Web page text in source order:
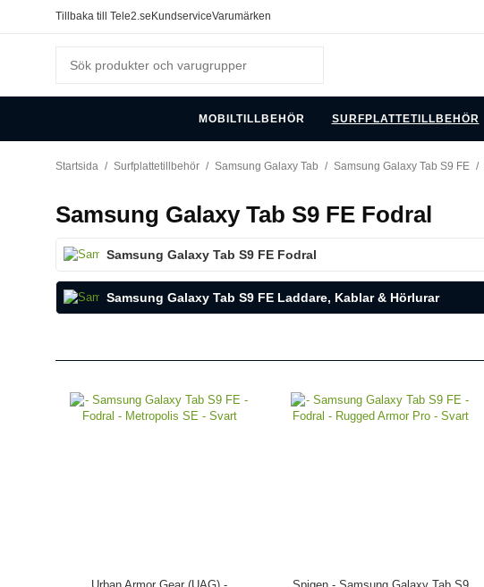
Tillbaka till Tele2.se KundserviceVarumärken
MOBILTILLBEHÖR SURFPLATTETILLBEHÖR
Startsida / Surfplattetillbehör / Samsung Galaxy Tab / Samsung Galaxy Tab S9 FE /
Samsung Galaxy Tab S9 FE Fodral
Samsung Galaxy Tab S9 FE Fodral
Samsung Galaxy Tab S9 FE Laddare, Kablar & Hörlurar